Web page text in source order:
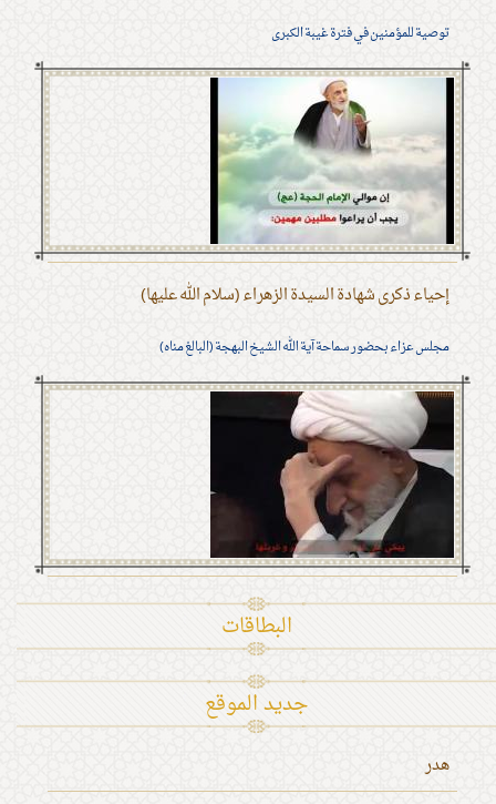
توصية للمؤمنين في فترة غيبة الكبرى
إحياء ذكرى شهادة السيدة الزهراء (سلام الله عليها)
مجلس عزاء بحضور سماحة آية الله الشيخ البهجة (البالغ مناه)
البطاقات
جديد الموقع
هدر